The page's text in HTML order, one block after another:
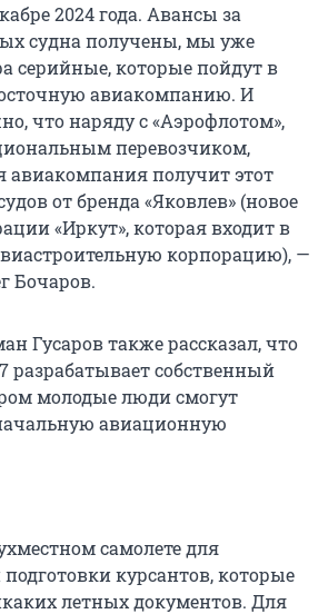
2024 года. Авансы за
судна получены, мы уже
серийные, которые пойдут в
авиакомпанию. И
что наряду с «Аэрофлотом»,
перевозчиком,
авиакомпания получит этот
от бренда «Яковлев» (новое
«Иркут», которая входит в
корпорацию), —
Бочаров.
Гусаров также рассказал, что
разрабатывает собственный
молодые люди смогут
авиационную
самолете для
курсантов, которые
летных документов. Для